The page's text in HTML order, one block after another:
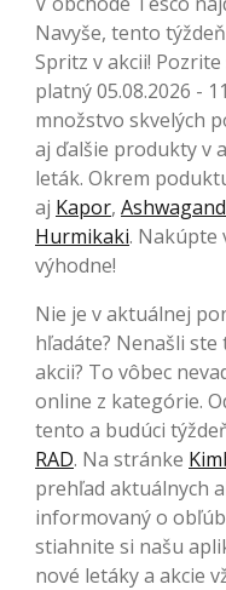
Navyše, tento
Spritz v akcii!
platný 05.08.2026 -
množstvo skvelých
aj ďalšie produkty v
leták. Okrem
aj Kapor,
Hurmikaki. Nakúpte
výhodne!
Nie je v aktuálnej
hľadáte? Nenašli
akcii? To vôbec
online z kategórie.
tento a budúci
RAD. Na stránke
prehľad aktuálnych
informovaný o
stiahnite si našu
nové letáky a akcie